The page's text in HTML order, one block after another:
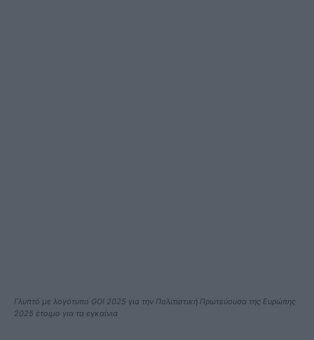
Γλυπτό με λογότυπο GO! 2025 για την Πολιτιστική Πρωτεύουσα της Ευρώπης
2025 έτοιμο για τα εγκαίνια